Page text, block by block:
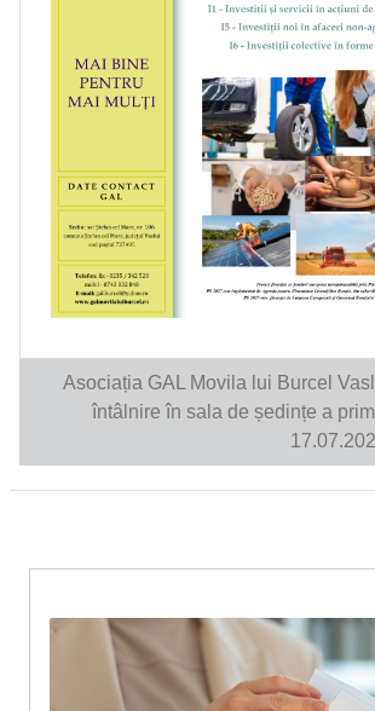
Asociația GAL Movila lui Burcel
întâlnire în sala de ședințe a